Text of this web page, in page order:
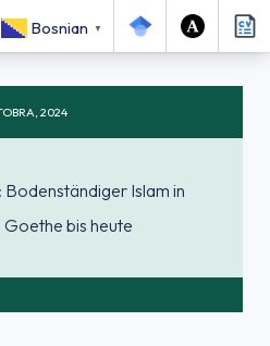
Bosnian ▼
ISLAM IN EUROPA – VON
2024
Bodenständiger Islam in
Goethe bis heute